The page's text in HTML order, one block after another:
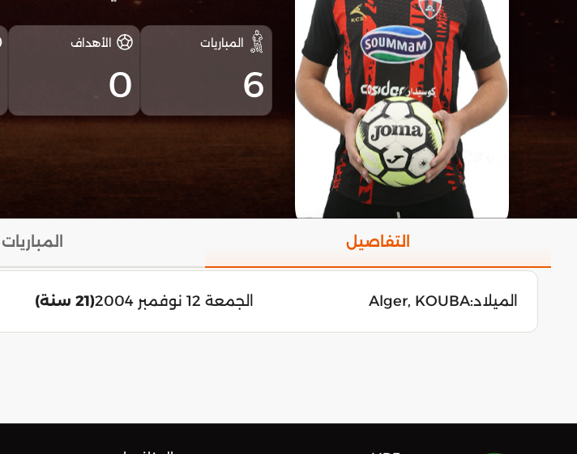
المباريات
6
الأهداف
0
التفاصيل المباريات
الميلاد:Alger, KOUBA الجمعة 12 نوفمبر 2004 (21 سنة)